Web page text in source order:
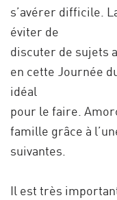
s’avérer difficile.
éviter de
discuter de sujets
en cette Journée
idéal
pour le faire.
famille grâce à
suivantes.
Il est très